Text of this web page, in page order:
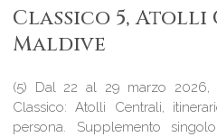
Classico 5,
Maldive
(5) Dal 22 al 29 marzo 2026,
Classico: Atolli Centrali,
persona. Supplemento